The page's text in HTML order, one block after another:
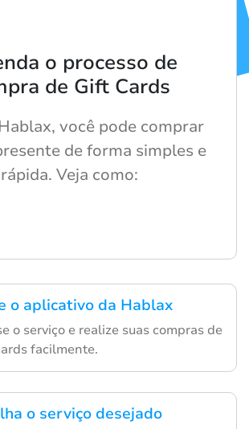
o aplicativo da Hablax
o serviço e realize suas compras de
facilmente.
o serviço desejado
o processo de
de Gift Cards
você pode comprar
de forma simples e
rápida. Veja como: